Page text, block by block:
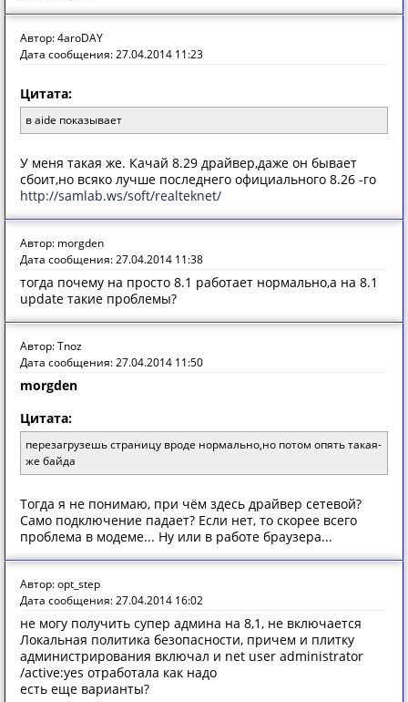
Автор: 4aroDAY
Дата сообщения: 27.04.2014 11:23
Цитата:
в aide показывает
У меня такая же. Качай 8.29 драйвер,даже он бывает
сбоит,но всяко лучше последнего официального 8.26 -го
http://samlab.ws/soft/realteknet/
Автор: morgden
Дата сообщения: 27.04.2014 11:38
тогда почему на просто 8.1 работает нормально,а на 8.1
update такие проблемы?
Автор: Tnoz
Дата сообщения: 27.04.2014 11:50
morgden
Цитата:
перезагрузешь страницу вроде нормально,но потом опять такая-
же байда
Тогда я не понимаю, при чём здесь драйвер сетевой?
Само подключение падает? Если нет, то скорее всего
проблема в модеме... Ну или в работе браузера...
Автор: opt_step
Дата сообщения: 27.04.2014 16:02
не могу получить супер админа на 8,1, не включается
Локальная политика безопасности, причем и плитку
администрирования включал и net user administrator
/active:yes отработала как надо
есть еще варианты?